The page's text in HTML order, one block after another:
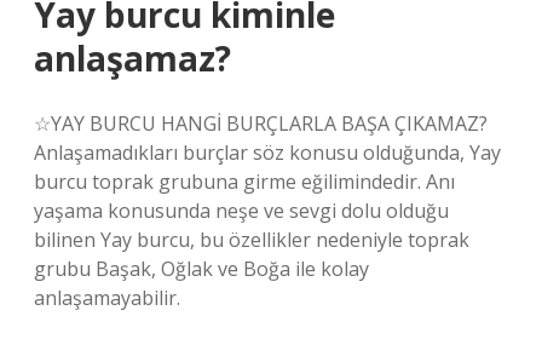
Yay burcu kiminle
anlaşamaz?
☆YAY BURCU HANGİ BURÇLARLA BAŞA ÇIKAMAZ?
Anlaşamadıkları burçlar söz konusu olduğunda, Yay
burcu toprak grubuna girme eğilimindedir. Anı
yaşama konusunda neşe ve sevgi dolu olduğu
bilinen Yay burcu, bu özellikler nedeniyle toprak
grubu Başak, Oğlak ve Boğa ile kolay
anlaşamayabilir.